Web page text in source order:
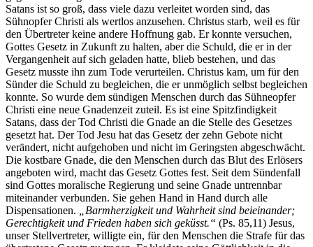
Satans ist so groß, dass viele dazu verleitet worden sind, das
Sühnopfer Christi als wertlos anzusehen. Christus starb, weil es für
den Übertreter keine andere Hoffnung gab. Er konnte versuchen,
Gottes Gesetz in Zukunft zu halten, aber die Schuld, die er in der
Vergangenheit auf sich geladen hatte, blieb bestehen, und das
Gesetz musste ihn zum Tode verurteilen. Christus kam, um für den
Sünder die Schuld zu begleichen, die er unmöglich selbst begleichen
konnte. So wurde dem sündigen Menschen durch das Sühneopfer
Christi eine neue Gnadenzeit zuteil. Es ist eine Spitzfindigkeit
Satans, dass der Tod Christi die Gnade an die Stelle des Gesetzes
gesetzt hat. Der Tod Jesu hat das Gesetz der zehn Gebote nicht
verändert, nicht aufgehoben und nicht im Geringsten abgeschwächt.
Die kostbare Gnade, die den Menschen durch das Blut des Erlösers
angeboten wird, macht das Gesetz Gottes fest. Seit dem Sündenfall
sind Gottes moralische Regierung und seine Gnade untrennbar
miteinander verbunden. Sie gehen Hand in Hand durch alle
Dispensationen.
„Barmherzigkeit und Wahrheit sind beieinander;
Gerechtigkeit und Frieden haben sich geküsst.“ (Ps. 85,11) Jesus,
unser Stellvertreter, willigte ein, für den Menschen die Strafe für das